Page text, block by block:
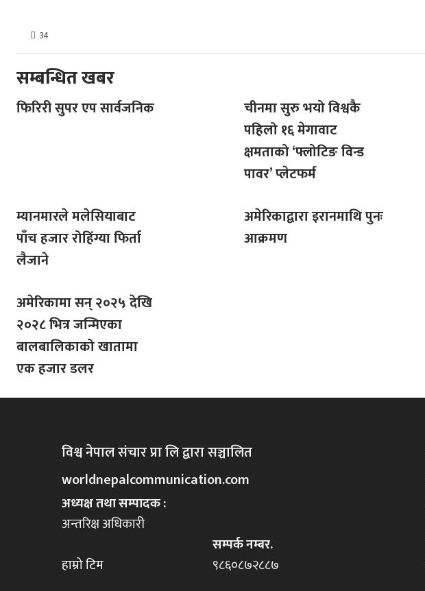
34
सम्बन्धित खबर
फिरिरी सुपर एप सार्वजनिक
चीनमा सुरु भयो विश्वकै
पहिलो १६ मेगावाट
क्षमताको ‘फ्लोटिङ विन्ड
पावर’ प्लेटफर्म
म्यानमारले मलेसियाबाट
पाँच हजार रोहिंग्या फिर्ता
लैजाने
अमेरिकाद्वारा इरानमाथि पुनः
आक्रमण
अमेरिकामा सन् २०२५ देखि
२०२८ भित्र जन्मिएका
बालबालिकाको खातामा
एक हजार डलर
विश्व नेपाल संचार प्रा लि द्वारा सञ्चालित
worldnepalcommunication.com
अध्यक्ष तथा सम्पादक :
अन्तरिक्ष अधिकारी
हाम्रो टिम
सम्पर्क नम्बर.
९८६०८७२८८७